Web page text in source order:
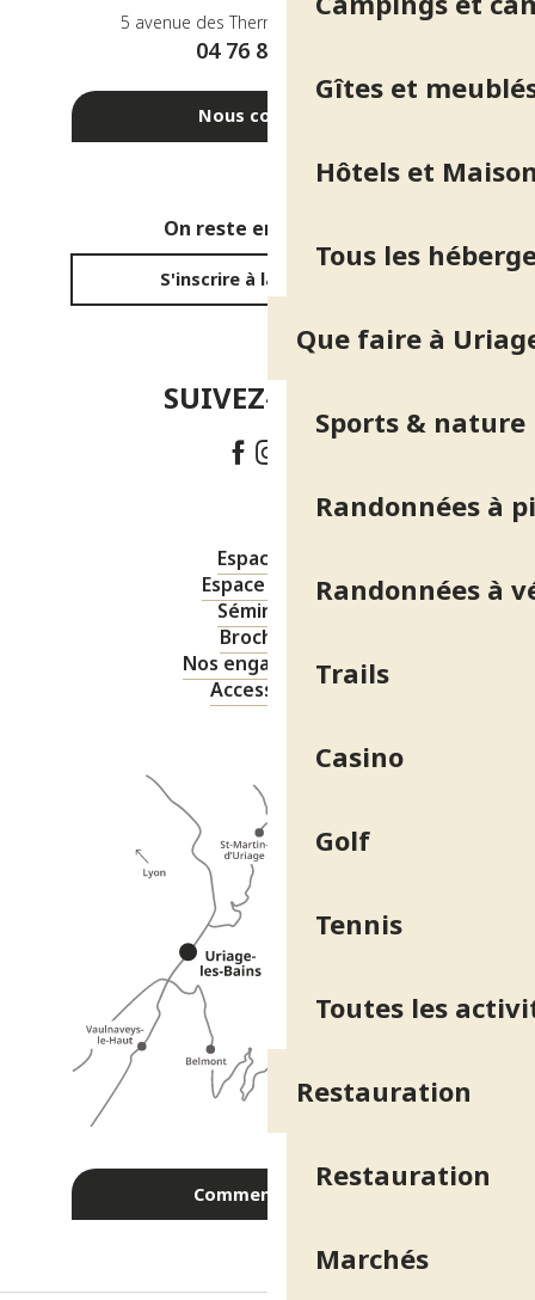
Gîtes et
Hôtels et
Tous les
Que faire à
Sports & nature
Randonnées à
Randonnées à
Trails
Casino
Golf
Tennis
Toutes les
Restauration
Restauration
Marchés
5 avenue des Thermes - 38410 Uriage
04 76 89 10 27
Nous contacter
On reste en contact ?
S'inscrire à la newsletter
SUIVEZ-NOUS !
Espace pro
Espace presse
Séminaires
Brochures
Nos engagements
Accessibilité
Comment venir ?